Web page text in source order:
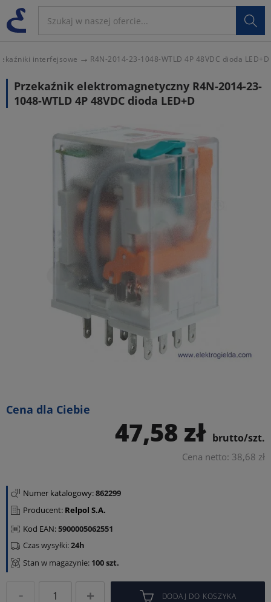

interfejsowe R4N-2014-23-1048-WTLD 4P 48VDC dioda LED+D
Przekaźnik elektromagnetyczny R4N-2014-23-
1048-WTLD 4P 48VDC dioda LED+D
Cena dla Ciebie
47,58 zł brutto/szt.
Cena netto: 38,68 zł
Numer katalogowy:862299
Producent: Relpol S.A.
Kod EAN:5900005062551
Stan w magazynie: 100 szt.
Czas wysyłki:24h
DODAJ DO KOSZYKA